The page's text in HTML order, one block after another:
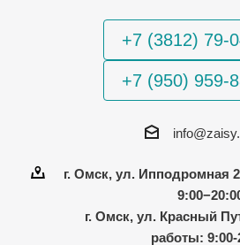
+7 (3812) 79-
+7 (950) 959-
г. Омск, ул. Ипподромная
г. Омск, ул. Красный
работы: 9:00-